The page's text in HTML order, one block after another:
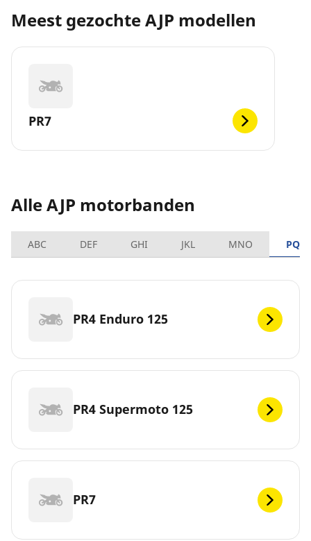
Meest gezochte AJP modellen
PR7
Alle AJP motorbanden
ABC DEF GHI JKL MNO PQRS
PR4 Enduro 125
PR4 Supermoto 125
PR7